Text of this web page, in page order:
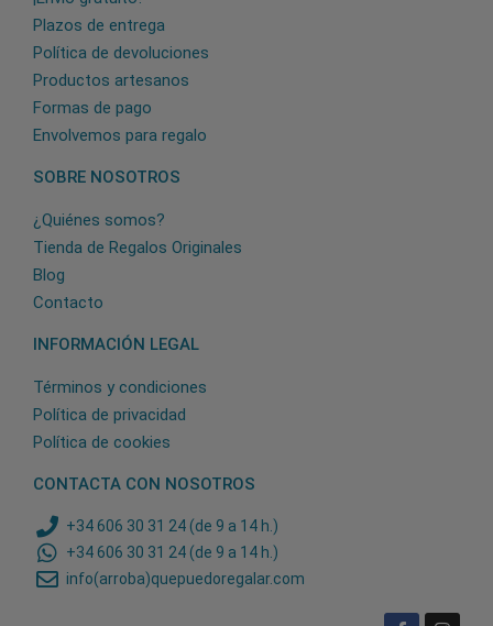
Plazos de entrega
Política de devoluciones
Productos artesanos
Formas de pago
Envolvemos para regalo
SOBRE NOSOTROS
¿Quiénes somos?
Tienda de Regalos Originales
Blog
Contacto
INFORMACIÓN LEGAL
Términos y condiciones
Política de privacidad
Política de cookies
CONTACTA CON NOSOTROS
+34 606 30 31 24 (de 9 a 14 h.)
+34 606 30 31 24 (de 9 a 14 h.)
info(arroba)quepuedoregalar.com